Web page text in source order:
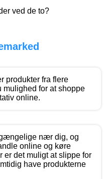
ved de to?
produkter fra flere
mulighed for at shoppe
online.
nær dig, og
online og køre
er det muligt at slippe for
have produkterne